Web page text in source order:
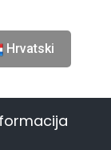
Hrvatski